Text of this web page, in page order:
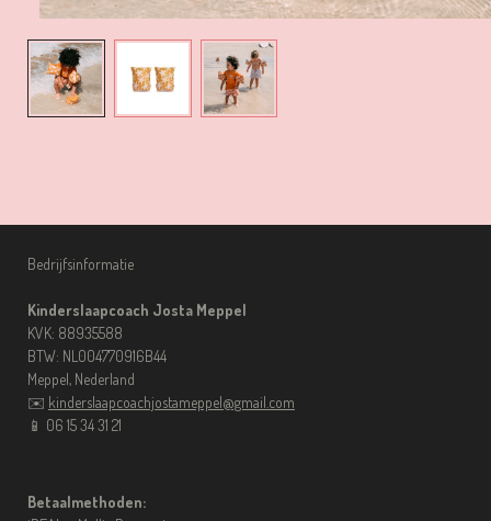
Bedrijfsinformatie
Kinderslaapcoach Josta Meppel
KVK: 88935588
BTW: NL004770916B44
Meppel, Nederland
✉️ kinderslaapcoachjostameppel@gmail.com
📱 06 15 34 31 21
Betaalmethoden: